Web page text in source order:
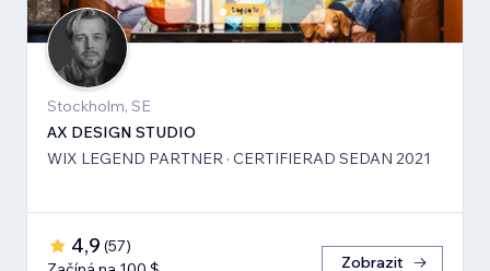
Stockholm, SE
AX DESIGN STUDIO
WIX LEGEND PARTNER · CERTIFIERAD SEDAN 2021
4,9 (57)
Zobrazit